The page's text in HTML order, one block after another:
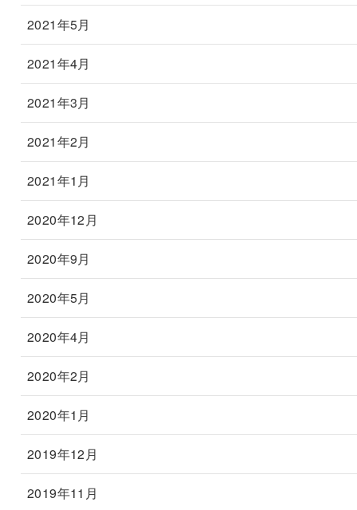
2021年5月
2021年4月
2021年3月
2021年2月
2021年1月
2020年12月
2020年9月
2020年5月
2020年4月
2020年2月
2020年1月
2019年12月
2019年11月